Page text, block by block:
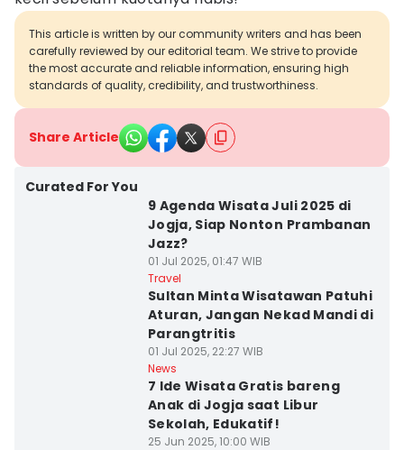
This article is written by our community writers and has been
carefully reviewed by our editorial team. We strive to provide
the most accurate and reliable information, ensuring high
standards of quality, credibility, and trustworthiness.
Share Article
Curated For You
9 Agenda Wisata Juli 2025 di
Jogja, Siap Nonton Prambanan
Jazz?
01 Jul 2025, 01:47 WIB
Travel
Sultan Minta Wisatawan Patuhi
Aturan, Jangan Nekad Mandi di
Parangtritis
01 Jul 2025, 22:27 WIB
News
7 Ide Wisata Gratis bareng
Anak di Jogja saat Libur
Sekolah, Edukatif!
25 Jun 2025, 10:00 WIB